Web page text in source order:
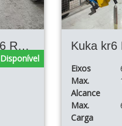
KUKA AGILUS KR6 R900 KRC4
Disponível
Kuka kr6
Eixos
Max.
Alcance
Max.
Carga